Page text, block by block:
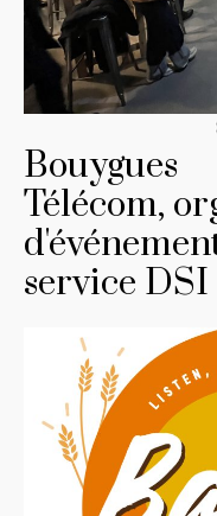
Bouygues
Télécom,
service DSI